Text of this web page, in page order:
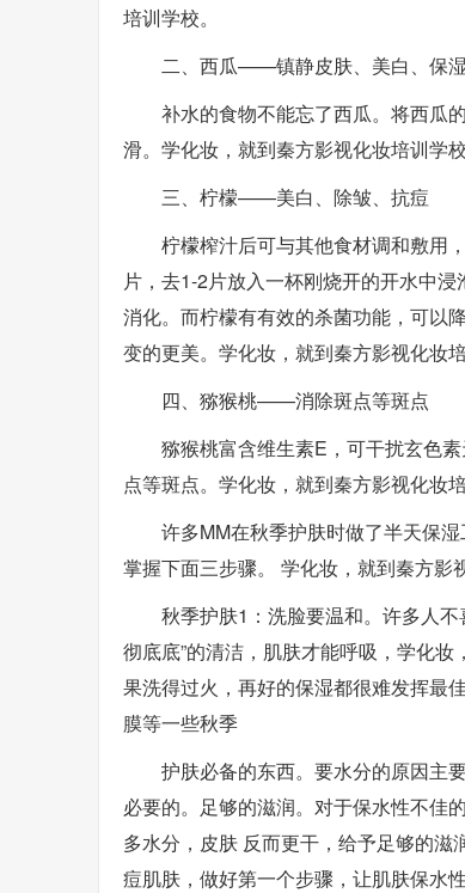
培训学校。
二、西瓜——镇静皮肤、美白、保湿
补水的食物不能忘了西瓜。将西瓜
滑。学化妆，就到秦方影视化妆培训学校
三、柠檬——美白、除皱、抗痘
柠檬榨汁后可与其他食材调和敷用
片，去1-2片放入一杯刚烧开的开水中
消化。而柠檬有有效的杀菌功能，可以
变的更美。学化妆，就到秦方影视化妆培
四、猕猴桃——消除斑点等斑点
猕猴桃富含维生素E，可干扰玄色
点等斑点。学化妆，就到秦方影视化妆培
许多MM在秋季护肤时做了半天保
掌握下面三步骤。 学化妆，就到秦方影
秋季护肤1：洗脸要温和。许多人
彻底底”的清洁，肌肤才能呼吸，学化
果洗得过火，再好的保湿都很难发挥最
膜等一些秋季
护肤必备的东西。要水分的原因主
必要的。足够的滋润。对于保水性不佳
多水分，皮肤 反而更干，给予足够的
痘肌肤，做好第一个步骤，让肌肤保水